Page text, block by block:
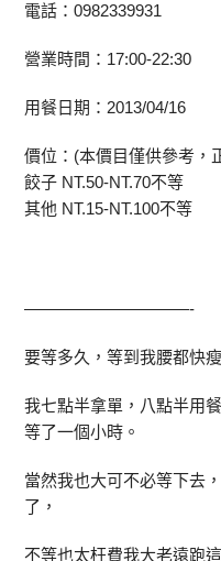
電話：0982339931
營業時間：17:00-22:30
用餐日期：2013/04/16
價位：(本價目僅供參考，
餃子 NT.50-NT.70不等
其他 NT.15-NT.100不等
——————————-
要等多久，等到我腰都快
我七點半拿單，八點半用
等了一個小時。
當然我也大可不必等下去
了，
不等也太枉費我大老遠跑